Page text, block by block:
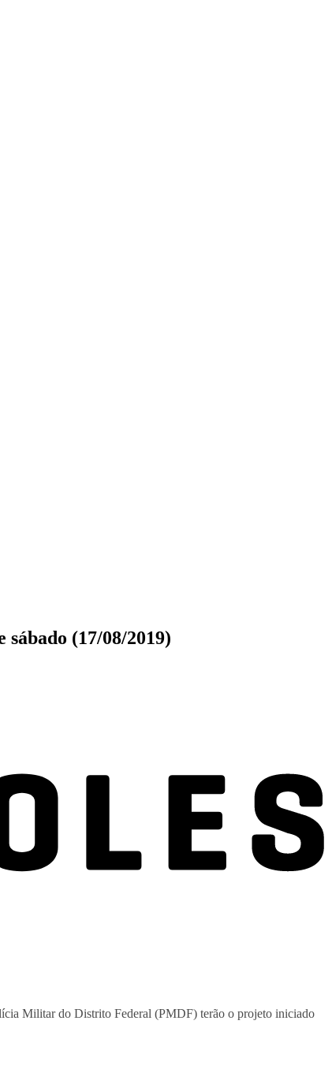
sábado (17/08/2019)
Militar do Distrito Federal (PMDF) terão o projeto iniciado